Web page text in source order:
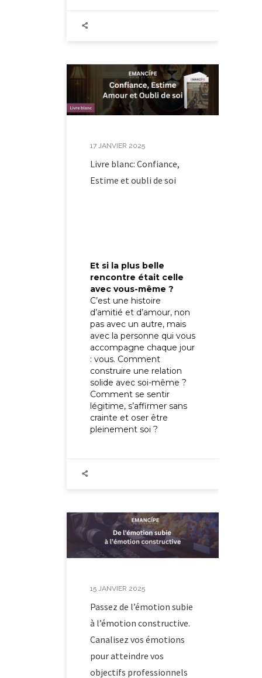
17 JANVIER 2025
Livre blanc: Confiance,
Estime et oubli de soi
Et si la plus belle
rencontre était celle
avec vous-même ?
C’est une histoire
d’amitié et d’amour, non
pas avec un autre, mais
avec la personne qui vous
accompagne chaque jour
: vous. Comment
construire une relation
solide avec soi-même ?
Comment se sentir
légitime, s’affirmer sans
crainte et oser être
pleinement soi ?
15 JANVIER 2025
Passez de l’émotion subie
à l’émotion constructive.
Canalisez vos émotions
pour atteindre vos
objectifs professionnels